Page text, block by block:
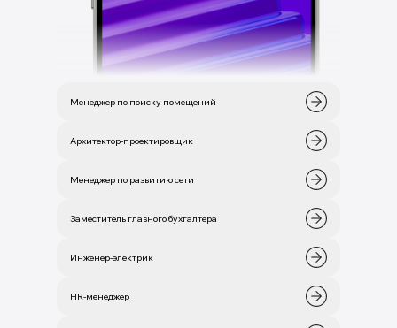
Менеджер по поиску помещений
Архитектор-проектировщик
Менеджер по развитию сети
Заместитель главного бухгалтера
Инженер-электрик
HR-менеджер